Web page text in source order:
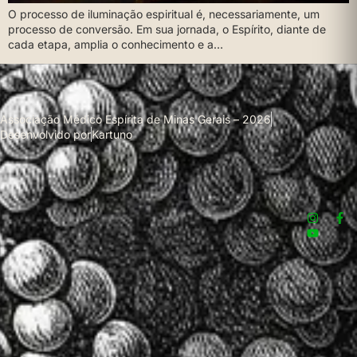
O processo de iluminação espiritual é, necessariamente, um
processo de conversão. Em sua jornada, o Espírito, diante de
cada etapa, amplia o conhecimento e a…
Associação Médico Espírita de Minas Gerais – 2026
Desenvolvido porKartuno